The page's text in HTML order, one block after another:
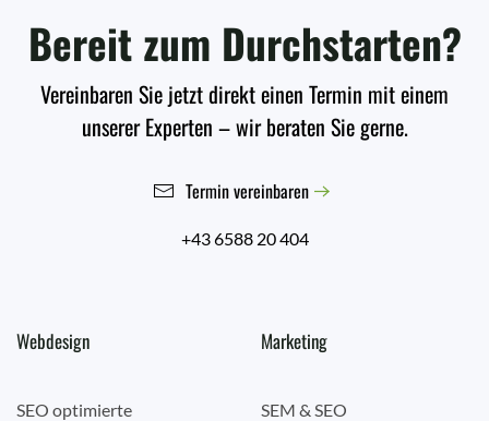
Bereit zum Durchstarten?
Vereinbaren Sie jetzt direkt einen Termin mit einem
unserer Experten – wir beraten Sie gerne.
Termin vereinbaren
+43 6588 20 404
Webdesign
SEO optimierte
Marketing
SEM & SEO